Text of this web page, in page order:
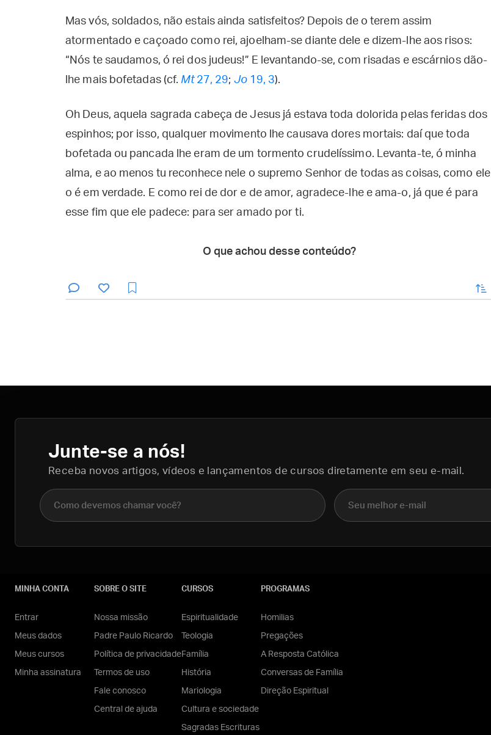
Mas vós, soldados, não estais ainda satisfeitos? Depois de o terem assim
atormentado e caçoado como rei, ajoelham-se diante dele e dizem-lhe aos risos:
“Nós te saudamos, ó rei dos judeus!” E levantando-se, com risadas e escárnios dão-
lhe mais bofetadas (cf.Mt27, 29; Jo19, 3).
Oh Deus, aquela sagrada cabeça de Jesus já estava toda dolorida pelas feridas dos
espinhos; por isso, qualquer movimento lhe causava dores mortais: daí que toda
bofetada ou pancada lhe eram de um tormento crudelíssimo. Levanta-te, ó minha
alma, e ao menos tu reconhece nele o supremo Senhor de todas as coisas, como ele
o é em verdade. E como rei de dor e de amor, agradece-lhe e ama-o, já que é para
esse fim que ele padece: para ser amado por ti.
O que achou desse conteúdo?
enviar
Junte-se a nós!
Receba novos artigos, vídeos e lançamentos de cursos diretamente em seu e-mail.
Nome completo E-mail
MINHA CONTA
Entrar
Meus dados
Meus cursos
Minha assinatura
SOBRE O SITE
Nossa missão
Padre Paulo Ricardo
Política de privacidade
Termos de uso
Fale conosco
Central de ajuda
CURSOS
Espiritualidade
Teologia
Família
História
Mariologia
Cultura e sociedade
Sagradas Escrituras
PROGRAMAS
Homilias
Pregações
A Resposta Católica
Conversas de Família
Direção Espiritual